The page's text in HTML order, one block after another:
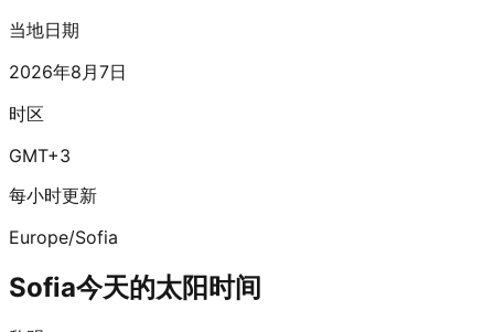
当地日期
2026年8月7日
时区
GMT+3
每小时更新
Europe/Sofia
Sofia今天的太阳时间